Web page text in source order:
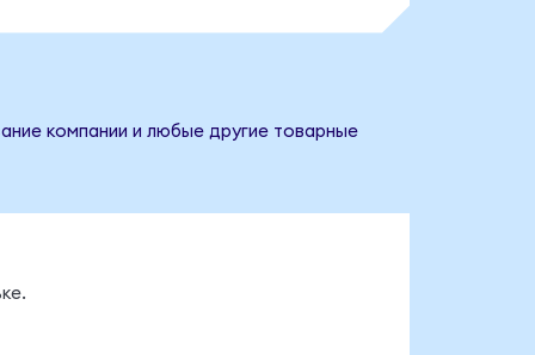
компании и любые другие товарные